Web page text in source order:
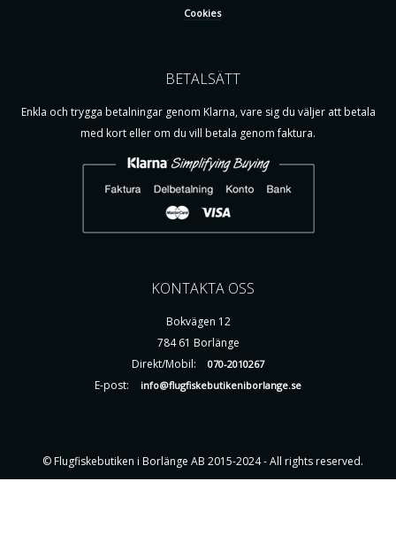
Cookies
BETALSÄTT
Enkla och trygga betalningar genom Klarna, vare sig du väljer att betala
med kort eller om du vill betala genom faktura.
KONTAKTA OSS
Bokvägen 12
784 61 Borlänge
Direkt/Mobil:
070-2010267
E-post: info@flugfiskebutikeniborlange.se
© Flugfiskebutiken i Borlänge AB 2015-2024 - All rights reserved.